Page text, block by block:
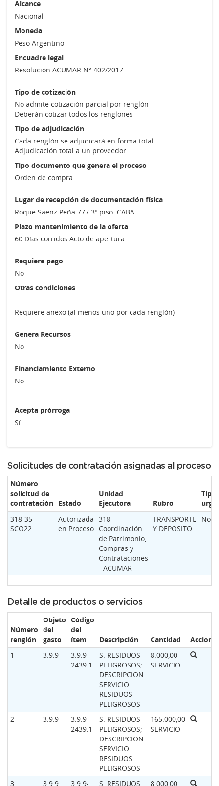
Alcance
Nacional
Moneda
Peso Argentino
Encuadre legal
Resolución ACUMAR N° 402/2017
Tipo de cotización
No admite cotización parcial por renglón
Deberán cotizar todos los renglones
Tipo de adjudicación
Cada renglón se adjudicará en forma total
Adjudicación total a un proveedor
Tipo documento que genera el proceso
Orden de compra
Lugar de recepción de documentación física
Roque Saenz Peña 777 3º piso. CABA
Plazo mantenimiento de la oferta
60 Días corridos Acto de apertura
Requiere pago
No
Otras condiciones
Requiere anexo (al menos uno por cada renglón)
Genera Recursos
No
Financiamiento Externo
No
Acepta prórroga
Sí
Solicitudes de contratación asignadas al proceso
Número
solicitud de
contratación Estado
Unidad
Ejecutora
Rubro
Tipo
318-35-
SCO22
Autorizada
en Proceso
318 -
Coordinación
de Patrimonio,
Compras y
Contrataciones
- ACUMAR
TRANSPORTE
Y DEPOSITO
Detalle de productos o servicios
Número
renglón
Objeto
del
gasto
Código
del
ítem
Descripción Cantidad
1
3.9.9
3.9.9-
2439.1
S. RESIDUOS
PELIGROSOS;
DESCRIPCION:
SERVICIO
RESIDUOS
PELIGROSOS
8.000,00
SERVICIO
2 3.9.9
3.9.9-
2439.1
S. RESIDUOS
PELIGROSOS;
DESCRIPCION:
SERVICIO
RESIDUOS
PELIGROSOS
165.000,00
SERVICIO
3 3.9.9 3.9.9- S. RESIDUOS 8.000,00